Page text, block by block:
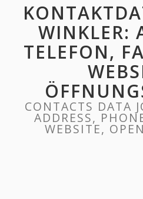
WINKLER:
TELEFON,
CONTACTS DATA
ADDRESS,
WEBSITE,